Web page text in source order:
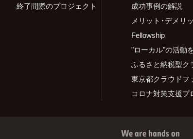
終了間際のプロジェクト
成功事例の解説
メリット・デメリ
Fellowship
"ローカル"の活動
ふるさと納税型ク
東京都クラウドフ
コロナ対策支援プ
We are hands on